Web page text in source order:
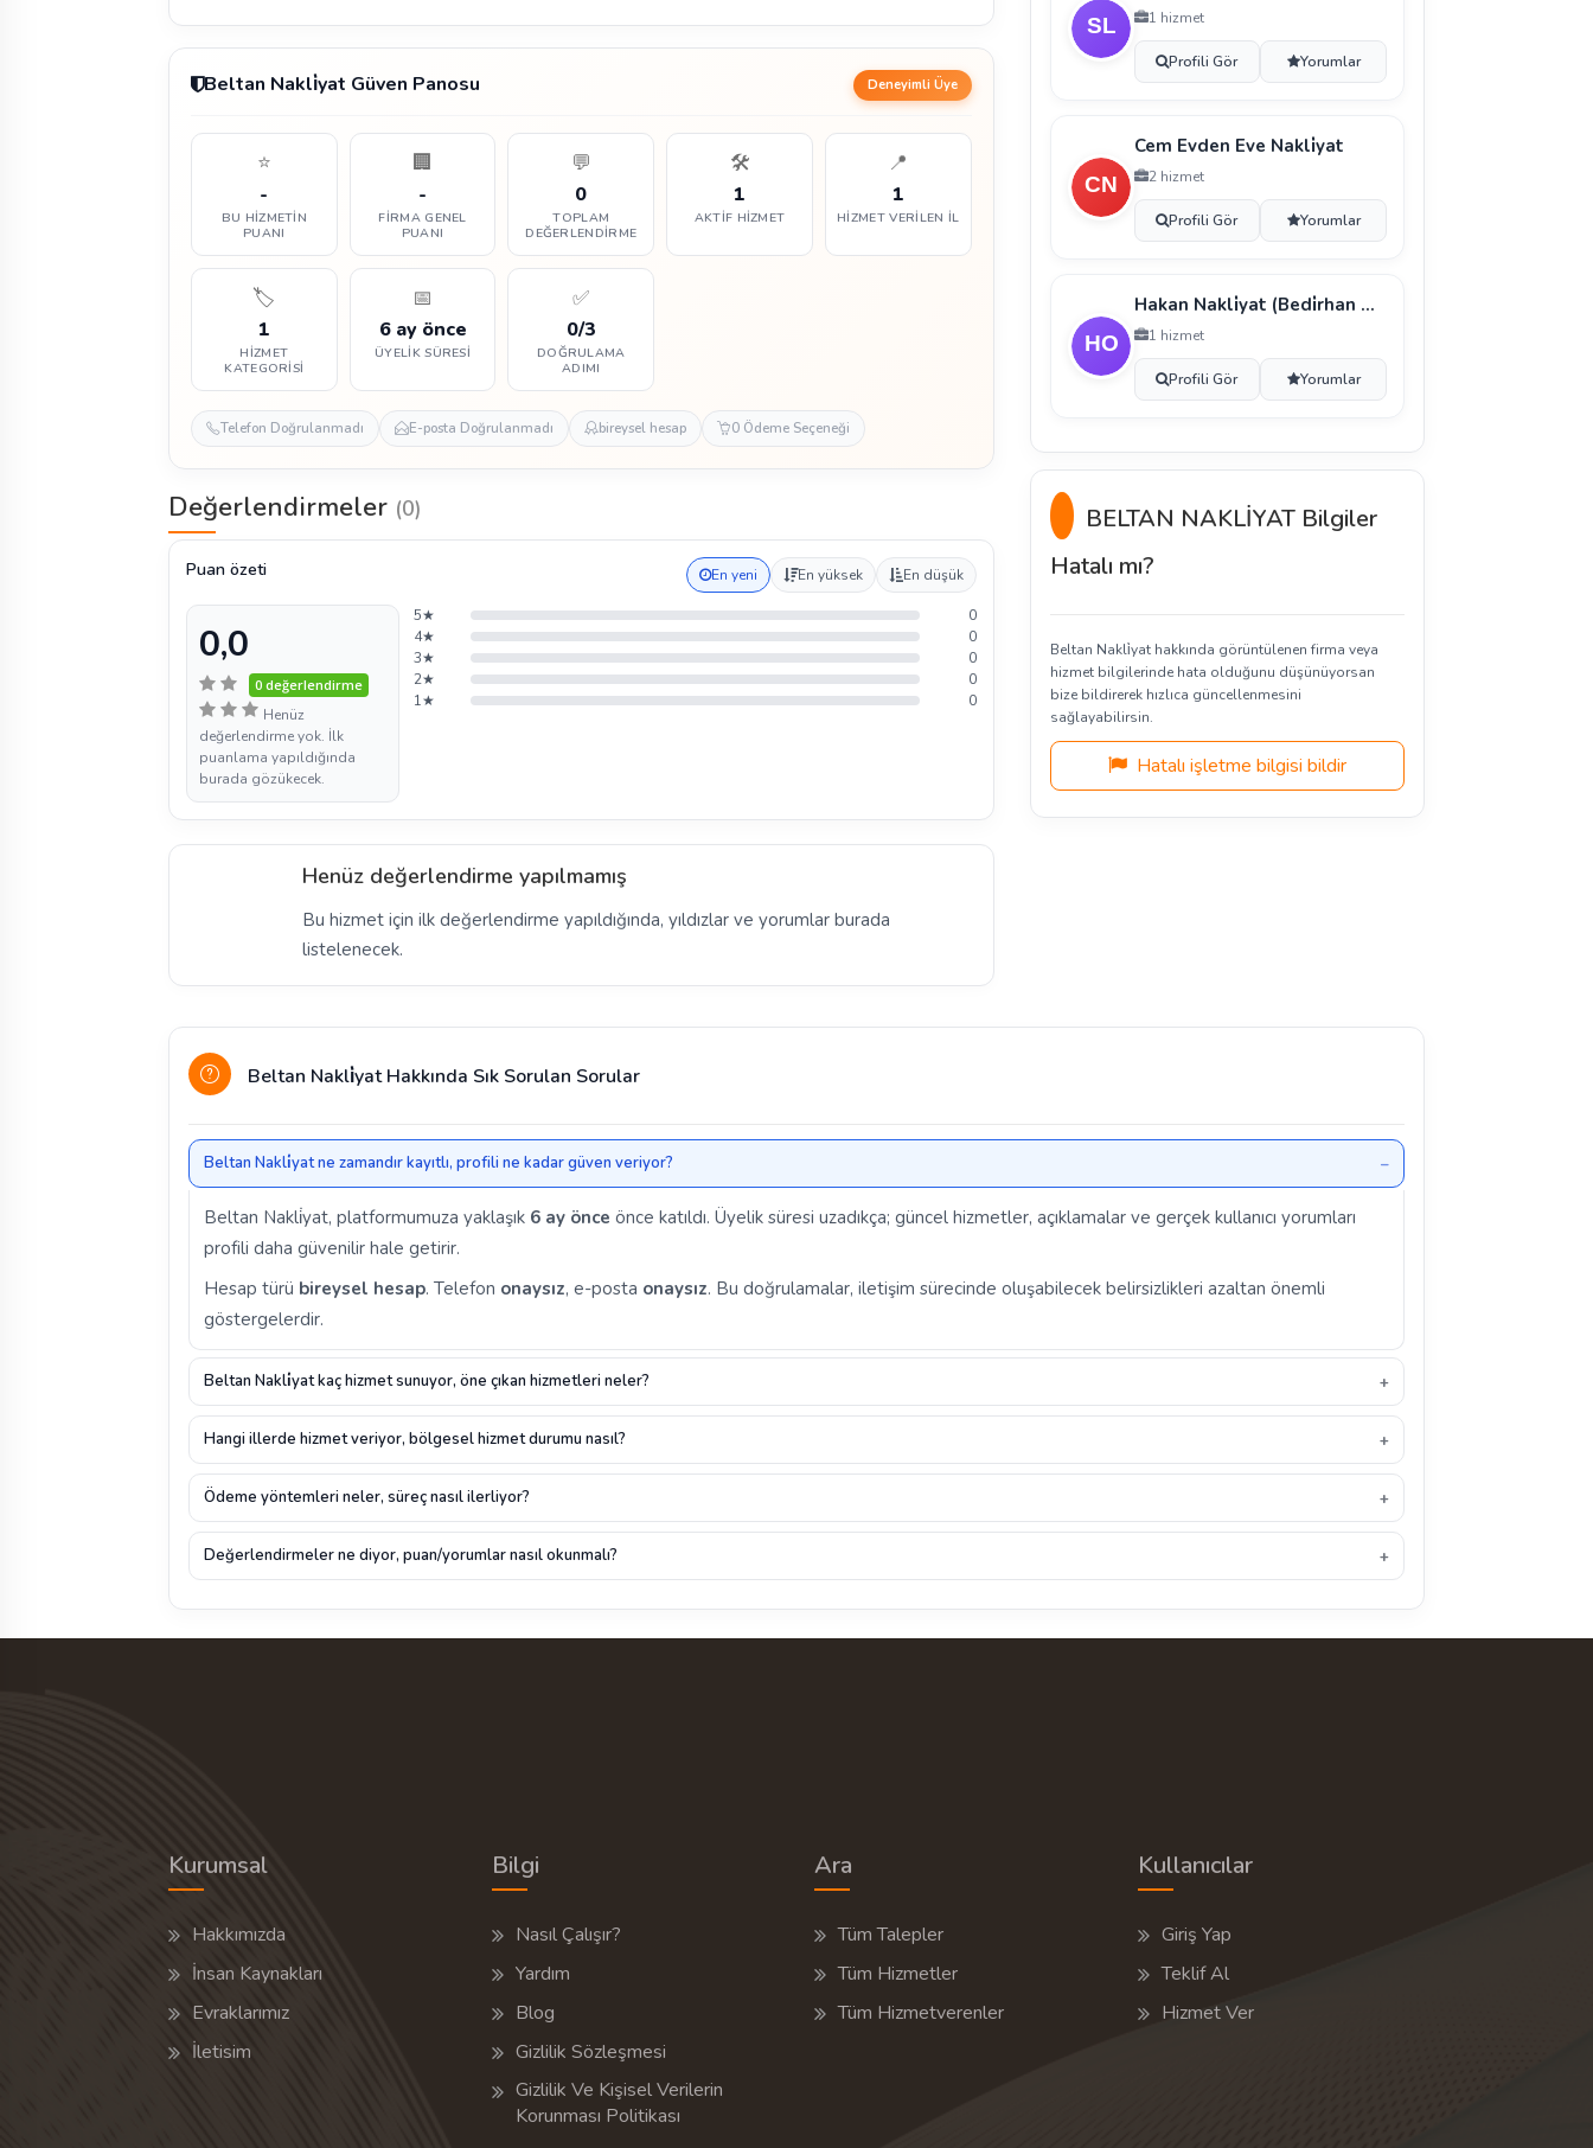
Beltan Nakli̇yat Güven Panosu Deneyimli Üye
⭐
-
BU HIZMETIN
PUANI
🏢
-
FIRMA GENEL
PUANI
💬
0
TOPLAM
DEĞERLENDIRME
🛠️
1
AKTIF HIZMET
📍
1
HIZMET VERILEN İL
🏷️
1
HIZMET
KATEGORISI
📅
6 ay önce
ÜYELIK SÜRESI
✅
0/3
DOĞRULAMA
ADIMI
Telefon Doğrulanmadı E-posta Doğrulanmadı bireysel hesap 0 Ödeme Seçeneği
Değerlendirmeler (0)
Puan özeti En yeni En yüksek En düşük
0,0
0 değerlendirme
Henüz
değerlendirme yok. İlk
puanlama yapıldığında
burada gözükecek.
5★
0
4★
0
3★
0
2★
0
1★
0
Henüz değerlendirme yapılmamış
Bu hizmet için ilk değerlendirme yapıldığında, yıldızlar ve yorumlar burada
listelenecek.
1 hizmet
Profili Gör Yorumlar
Cem Evden Eve Nakli̇yat
2 hizmet
Profili Gör Yorumlar
Hakan Nakli̇yat (Bedi̇rhan Okatan)
1 hizmet
Profili Gör Yorumlar
BELTAN NAKLİYAT Bilgiler
Hatalı mı?
Beltan Nakli̇yat hakkında görüntülenen firma veya
hizmet bilgilerinde hata olduğunu düşünüyorsan
bize bildirerek hızlıca güncellenmesini
sağlayabilirsin.
Hatalı işletme bilgisi bildir
Beltan Nakli̇yat Hakkında Sık Sorulan Sorular
Beltan Nakli̇yat ne zamandır kayıtlı, profili ne kadar güven veriyor?
Beltan Nakli̇yat, platformumuza yaklaşık 6 ay önce önce katıldı. Üyelik süresi uzadıkça; güncel hizmetler, açıklamalar ve gerçek kullanıcı yorumları
profili daha güvenilir hale getirir.
Hesap türü bireysel hesap. Telefon onaysız, e-posta onaysız. Bu doğrulamalar, iletişim sürecinde oluşabilecek belirsizlikleri azaltan önemli
göstergelerdir.
Beltan Nakli̇yat kaç hizmet sunuyor, öne çıkan hizmetleri neler?
Hangi illerde hizmet veriyor, bölgesel hizmet durumu nasıl?
Ödeme yöntemleri neler, süreç nasıl ilerliyor?
Değerlendirmeler ne diyor, puan/yorumlar nasıl okunmalı?
Kurumsal
Hakkımızda
İnsan Kaynakları
Evraklarımız
İletisim
Bilgi
Nasıl Çalışır?
Yardım
Blog
Gizlilik Sözleşmesi
Gizlilik Ve Kişisel Verilerin
Korunması Politikası
Ara
Tüm Talepler
Tüm Hizmetler
Tüm Hizmetverenler
Kullanıcılar
Giriş Yap
Teklif Al
Hizmet Ver